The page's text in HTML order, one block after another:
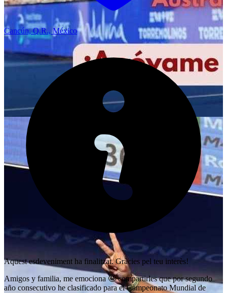
Cancún, Q.R., México
Aquest esdeveniment ha finalitzat. Gràcies pel teu interès!
Amigos y familia, me emociona 🤩 compartirles que por segundo
año consecutivo he clasificado para el Campeonato Mundial de